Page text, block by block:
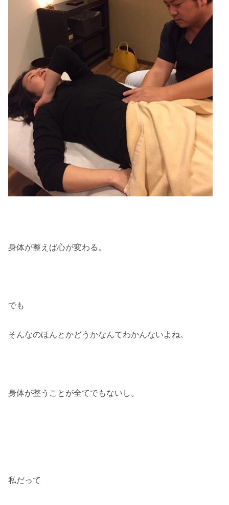
身体が整えば心が変わる。
でも
そんなのほんとかどうかなんてわかんないよね。
身体が整うことが全てでもないし。
私だって